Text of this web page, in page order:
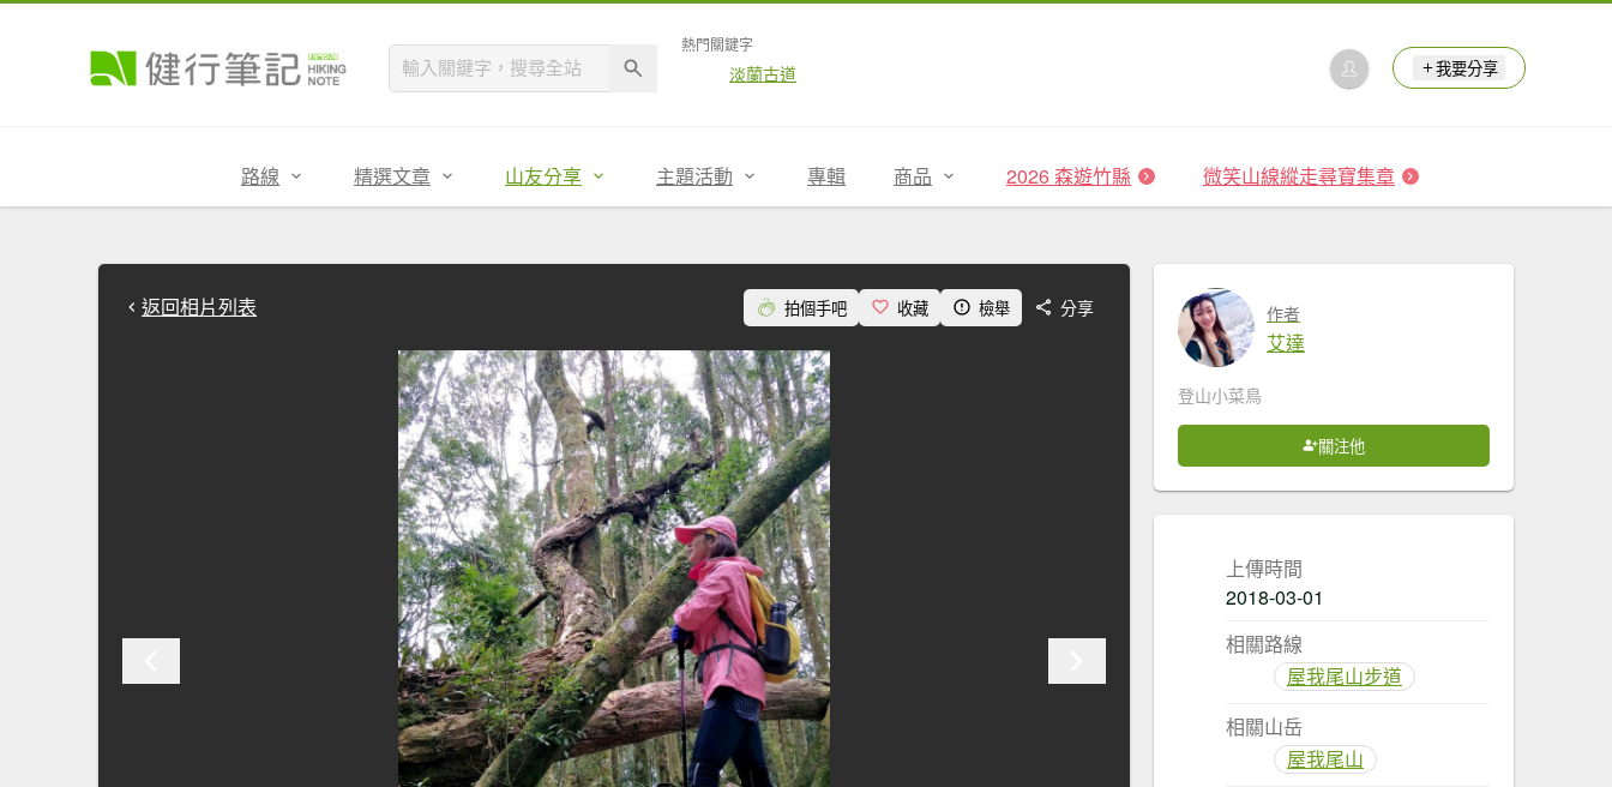
熱門關鍵字
淡蘭古道 我要分享
路線 精選文章 山友分享 主題活動 專輯 商品 2026 森遊竹縣 微笑山線縱走尋寶集章
返回相片列表 拍個手吧 收藏 檢舉 分享 作者
艾達
登山小菜鳥
關注他
上傳時間
2018-03-01
相關路線
屋我尾山步道
相關山岳
屋我尾山